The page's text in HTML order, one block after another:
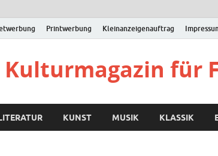
Printwerbung Kleinanzeigenauftrag
Kulturmagazin für
KUNST MUSIK KLASSIK